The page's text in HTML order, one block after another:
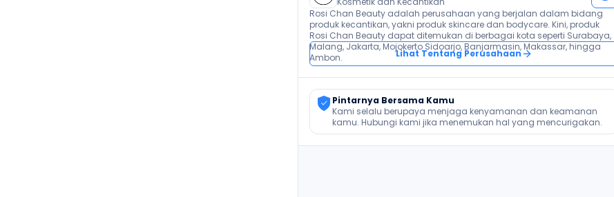
Rosi Chan Beauty adalah perusahaan yang berjalan dalam bidang
produk kecantikan, yakni produk skincare dan bodycare. Kini, produk
Rosi Chan Beauty dapat ditemukan di berbagai kota seperti Surabaya,
Malang, Jakarta, Mojokerto Sidoarjo, Banjarmasin, Makassar, hingga
Ambon.
Lihat Tentang Perusahaan
Pintarnya Bersama Kamu
Kami selalu berupaya menjaga kenyamanan dan keamanan
kamu. Hubungi kami jika menemukan hal yang mencurigakan.